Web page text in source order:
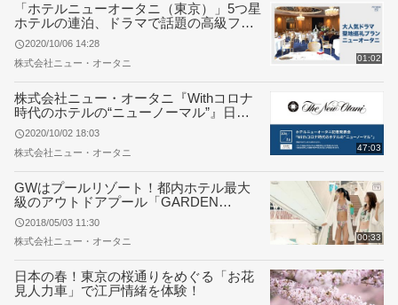
01:02
「ホテルニューオータニ（東京）」5つ星
ホテルの連泊、ドラマで話題の高級フラ
ンスレストランのランチコースが愉しめ
る、限定宿泊プランの販売を開始
2020/10/06 14:28
株式会社ニュー・オータニ
47:03
株式会社ニュー・オータニ『Withコロナ
時代のホテルの“ニューノーマル”』日本
交通株式会社、GROOVE X 株式会社 共
同記者発表会
2020/10/02 18:03
株式会社ニュー・オータニ
00:33
GWはプールリゾート！都内ホテル最大
級のアウトドアプール「GARDEN
POOL」がオープン！
2018/05/03 11:30
株式会社ニュー・オータニ
日本の春！東京の桜通りをめぐる「お花
見人力車」で江戸情緒を体験！